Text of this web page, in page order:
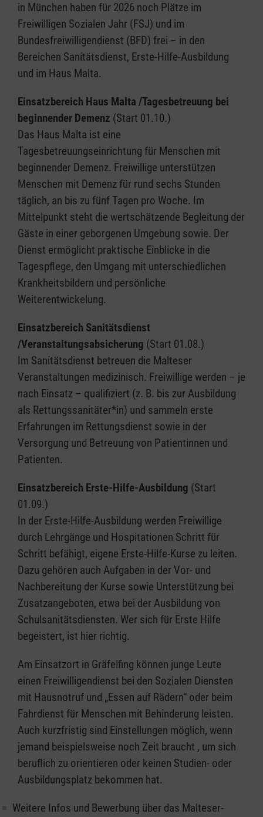
in München haben für 2026 noch Plätze im
Freiwilligen Sozialen Jahr (FSJ) und im
Bundesfreiwilligendienst (BFD) frei – in den
Bereichen Sanitätsdienst, Erste-Hilfe-Ausbildung
und im Haus Malta.
Einsatzbereich Haus Malta /Tagesbetreuung bei
beginnender Demenz (Start 01.10.)
Das Haus Malta ist eine
Tagesbetreuungseinrichtung für Menschen mit
beginnender Demenz. Freiwillige unterstützen
Menschen mit Demenz für rund sechs Stunden
täglich, an bis zu fünf Tagen pro Woche. Im
Mittelpunkt steht die wertschätzende Begleitung der
Gäste in einer geborgenen Umgebung sowie. Der
Dienst ermöglicht praktische Einblicke in die
Tagespflege, den Umgang mit unterschiedlichen
Krankheitsbildern und persönliche
Weiterentwickelung.
Einsatzbereich Sanitätsdienst
/Veranstaltungsabsicherung (Start 01.08.)
Im Sanitätsdienst betreuen die Malteser
Veranstaltungen medizinisch. Freiwillige werden – je
nach Einsatz – qualifiziert (z. B. bis zur Ausbildung
als Rettungssanitäter*in) und sammeln erste
Erfahrungen im Rettungsdienst sowie in der
Versorgung und Betreuung von Patientinnen und
Patienten.
Einsatzbereich Erste-Hilfe-Ausbildung (Start
01.09.)
In der Erste-Hilfe-Ausbildung werden Freiwillige
durch Lehrgänge und Hospitationen Schritt für
Schritt befähigt, eigene Erste-Hilfe-Kurse zu leiten.
Dazu gehören auch Aufgaben in der Vor- und
Nachbereitung der Kurse sowie Unterstützung bei
Zusatzangeboten, etwa bei der Ausbildung von
Schulsanitätsdiensten. Wer sich für Erste Hilfe
begeistert, ist hier richtig.
Am Einsatzort in Gräfelfing können junge Leute
einen Freiwilligendienst bei den Sozialen Diensten
mit Hausnotruf und „Essen auf Rädern“ oder beim
Fahrdienst für Menschen mit Behinderung leisten.
Auch kurzfristig sind Einstellungen möglich, wenn
jemand beispielsweise noch Zeit braucht , um sich
beruflich zu orientieren oder keinen Studien- oder
Ausbildungsplatz bekommen hat.
Weitere Infos und Bewerbung über das Malteser-